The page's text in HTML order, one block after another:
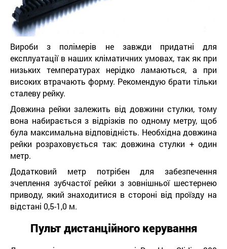
Вироби з полімерів не завжди придатні для
експлуатації в наших кліматичних умовах, так як при
низьких температурах нерідко ламаються, а при
високих втрачають форму. Рекомендую брати тільки
сталеву рейку.
Довжина рейки залежить від довжини стулки, тому
вона набирається з відрізків по одному метру, щоб
була максимальна відповідність. Необхідна довжина
рейки розраховується так: довжина стулки + один
метр.
Додатковий метр потрібен для забезпечення
зчеплення зубчастої рейки з зовнішньої шестернею
приводу, який знаходитися в стороні від проїзду на
відстані 0,5-1,0 м.
Пульт дистанційного керування